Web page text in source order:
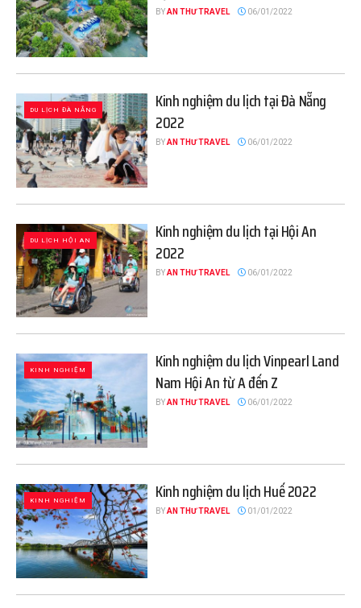
BYAN THƯ TRAVEL 06/01/2022
DU LỊCH ĐÀ NẴNG
Kinh nghiệm du lịch tại Đà Nẵng
2022
BYAN THƯ TRAVEL 06/01/2022
DU LỊCH HỘI AN
Kinh nghiệm du lịch tại Hội An
2022
BYAN THƯ TRAVEL 06/01/2022
KINH NGHIỆM
Kinh nghiệm du lịch Vinpearl Land
Nam Hội An từ A đến Z
BYAN THƯ TRAVEL 06/01/2022
KINH NGHIỆM Kinh nghiệm du lịch Huế 2022
BYAN THƯ TRAVEL 01/01/2022